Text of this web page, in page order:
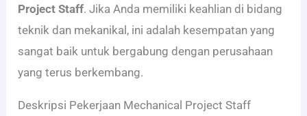
Project Staff. Jika Anda memiliki keahlian di bidang
teknik dan mekanikal, ini adalah kesempatan yang
sangat baik untuk bergabung dengan perusahaan
yang terus berkembang.
Deskripsi Pekerjaan Mechanical Project Staff